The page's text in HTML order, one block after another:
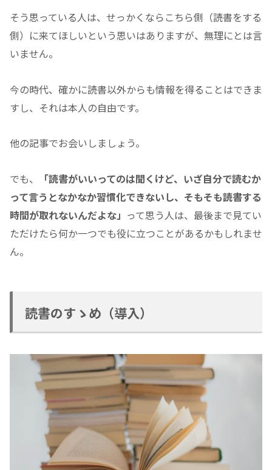
そう思っている人は、せっかくならこちら側（読書をする
側）に来てほしいという思いはありますが、無理にとは言
いません。
今の時代、確かに読書以外からも情報を得ることはできま
すし、それは本人の自由です。
他の記事でお会いしましょう。
でも、
「読書がいいってのは聞くけど、いざ自分で読むか
って言うとなかなか習慣化できないし、そもそも読書する
時間が取れないんだよな」 って思う人は、最後まで見てい
ただけたら何か一つでも役に立つことがあるかもしれませ
ん。
読書のすゝめ（導入）